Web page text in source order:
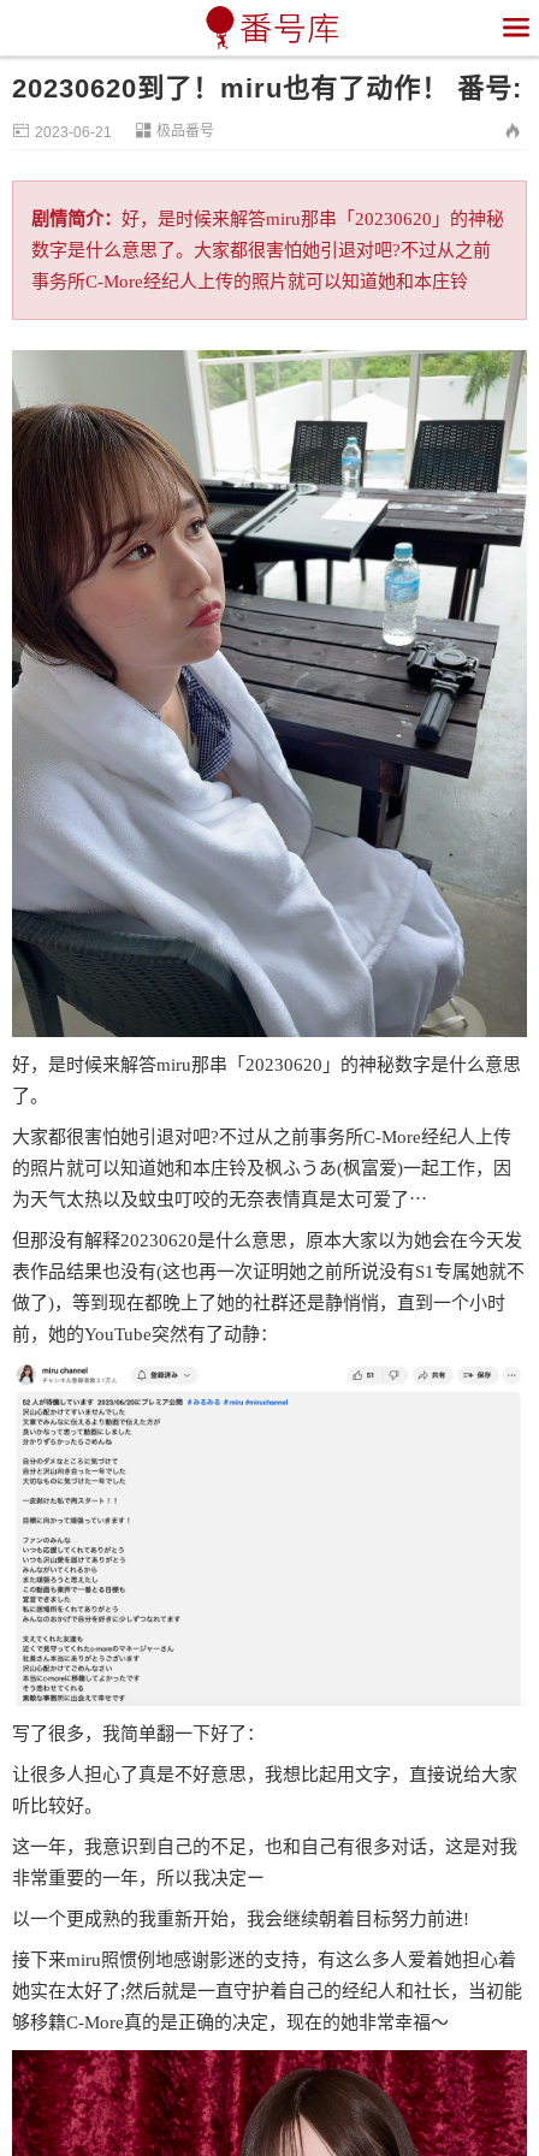

20230620到了！miru也有了动作！ 番号:
 2023-06-21  极品番号 
剧情简介： 好，是时候来解答miru那串「20230620」的神秘
数字是什么意思了。大家都很害怕她引退对吧?不过从之前
事务所C-More经纪人上传的照片就可以知道她和本庄铃
好，是时候来解答miru那串「20230620」的神秘数字是什么意思
了。
大家都很害怕她引退对吧?不过从之前事务所C-More经纪人上传
的照片就可以知道她和本庄铃及枫ふうあ(枫富爱)一起工作，因
为天气太热以及蚊虫叮咬的无奈表情真是太可爱了⋯
但那没有解释20230620是什么意思，原本大家以为她会在今天发
表作品结果也没有(这也再一次证明她之前所说没有S1专属她就不
做了)，等到现在都晚上了她的社群还是静悄悄，直到一个小时
前，她的YouTube突然有了动静：
写了很多，我简单翻一下好了：
让很多人担心了真是不好意思，我想比起用文字，直接说给大家
听比较好。
这一年，我意识到自己的不足，也和自己有很多对话，这是对我
非常重要的一年，所以我决定ー
以一个更成熟的我重新开始，我会继续朝着目标努力前进!
接下来miru照惯例地感谢影迷的支持，有这么多人爱着她担心着
她实在太好了;然后就是一直守护着自己的经纪人和社长，当初能
够移籍C-More真的是正确的决定，现在的她非常幸福〜